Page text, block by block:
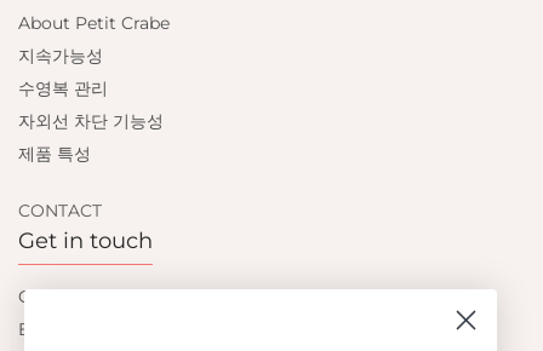
About Petit Crabe
지속가능성
수영복 관리
자외선 차단 기능성
제품 특성
CONTACT
Get in touch
Contact us
Become a retailer